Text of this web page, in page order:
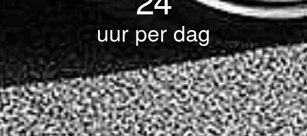
uur per dag